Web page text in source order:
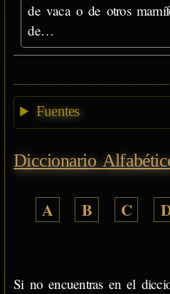
de vaca o de otros
de…
Fuentes
Diccionario
A B C
Si no encuentras en el